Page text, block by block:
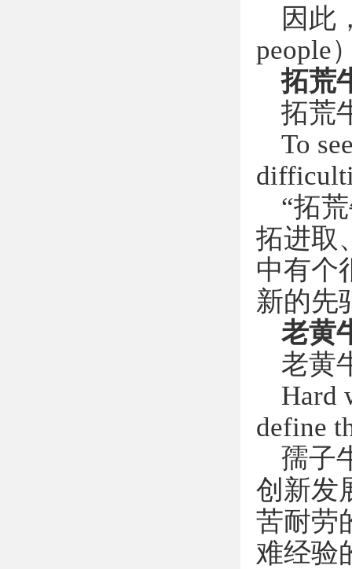
因此
people
拓荒
拓荒
To
“拓
拓进取
中有个
新的先
老黄
老黄
Hard
define
孺子
创新发
苦耐劳
难经验